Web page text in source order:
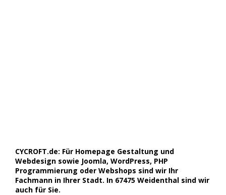
CYCROFT.de: Für Homepage Gestaltung und
Webdesign sowie Joomla, WordPress, PHP
Programmierung oder Webshops sind wir Ihr
Fachmann in Ihrer Stadt. In 67475 Weidenthal sind wir
auch für Sie.